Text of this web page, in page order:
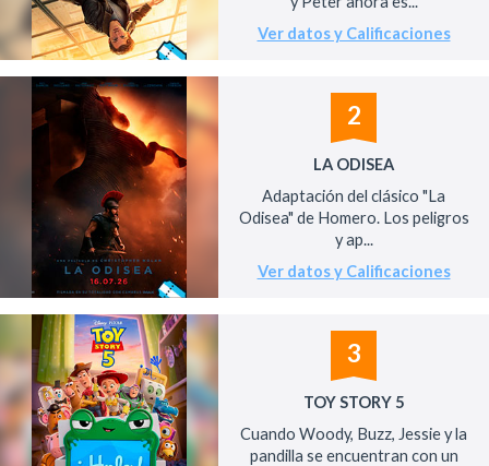
Ver datos y Calificaciones
2
LA ODISEA
Adaptación del clásico "La
Odisea" de Homero. Los peligros
y ap...
Ver datos y Calificaciones
3
TOY STORY 5
Cuando Woody, Buzz, Jessie y la
pandilla se encuentran con un